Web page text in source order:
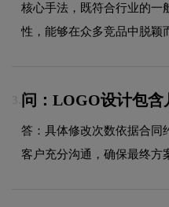
核心手法，既符合行业的一
性，能够在众多竞品中脱颖
3. 问：LOGO设计包含
答：具体修改次数依据合同
客户充分沟通，确保最终方